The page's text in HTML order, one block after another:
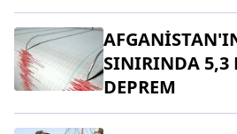
SINIRINDA 5,3
DEPREM